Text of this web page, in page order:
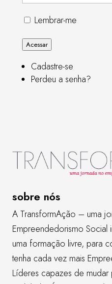
Lembrar-me
Acessar
Cadastre-se
Perdeu a senha?
sobre nós
A TransformAção – uma
Empreendedorismo
uma formação livre, para
tenha cada vez mais
Líderes capazes de mudar